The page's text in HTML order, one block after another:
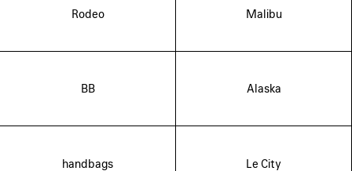
Rodeo Malibu
BB Alaska
handbags Le City